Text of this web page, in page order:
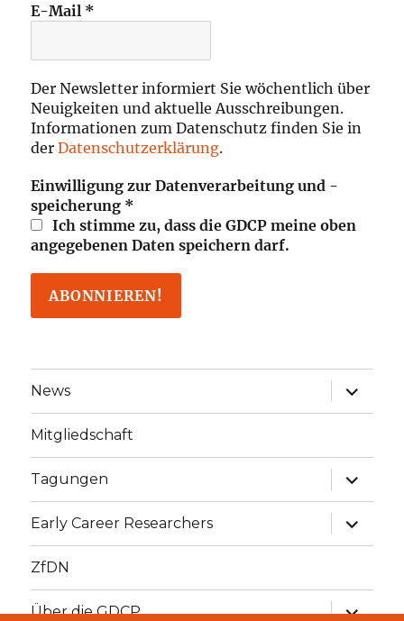
E-Mail *
Der Newsletter informiert Sie wöchentlich über
Neuigkeiten und aktuelle Ausschreibungen.
Informationen zum Datenschutz finden Sie in
derDatenschutzerklärung.
Einwilligung zur Datenverarbeitung und -
speicherung *
Ich stimme zu, dass die GDCP meine oben
angegebenen Daten speichern darf.
News
öffnen
Mitgliedschaft
Tagungen
öffnen
Early Career Researchers
öffnen
ZfDN
Über die GDCP